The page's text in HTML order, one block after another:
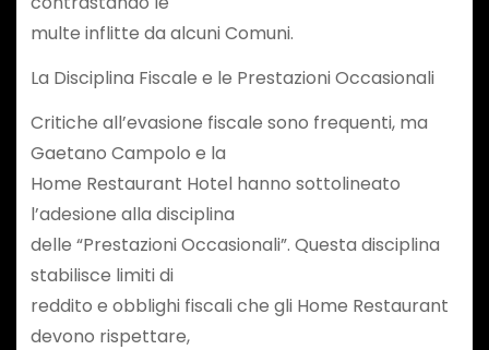
multe inflitte da alcuni Comuni.
La Disciplina Fiscale e le Prestazioni Occasionali
Critiche all’evasione fiscale sono frequenti, ma
Gaetano Campolo e la
Home Restaurant Hotel hanno sottolineato
l’adesione alla disciplina
delle “Prestazioni Occasionali”. Questa disciplina
stabilisce limiti di
reddito e obblighi fiscali che gli Home Restaurant
devono rispettare,